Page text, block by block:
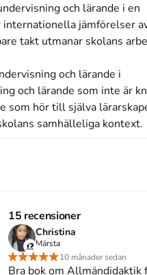
och lärande i en
jämförelser
takt utmanar skolans
och lärande i
och lärande som inte är
som hör till själva
samhälleliga kontext.
kunskap inom
lärarutbildningar och
sig även till verksamma
boken också tänkt att
15 recensioner
Christina
Märsta
10 månader sedan
Bra bok om Allmändidaktik